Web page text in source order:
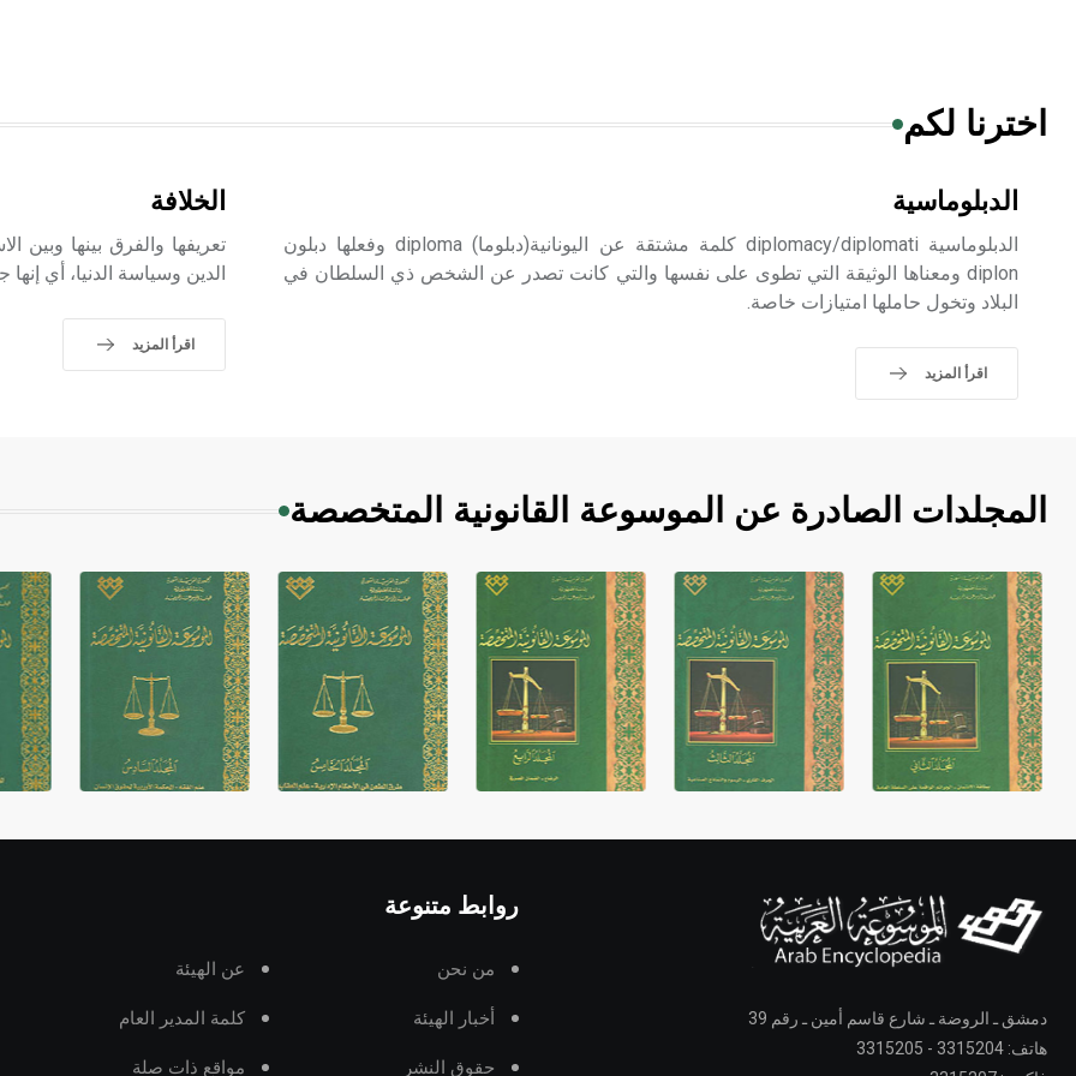
اخترنا لكم
الدبلوماسية
الدبلوماسية diplomacy/diplomati كلمة مشتقة عن اليونانية(دبلوما) diploma وفعلها دبلون
diplon ومعناها الوثيقة التي تطوى على نفسها والتي كانت تصدر عن الشخص ذي السلطان في
البلاد وتخول حاملها امتيازات خاصة.
اقرأ المزيد
الخلافة
تعريفها والفرق بينها وبين
الدين وسياسة الدنيا، أي إنها
اقرأ المزيد
المجلدات الصادرة عن الموسوعة القانونية المتخصصة
دمشق ـ الروضة ـ شارع قاسم أمين ـ رقم 39
هاتف: 3315204 - 3315205
روابط متنوعة
من نحن عن الهيئة
أخبار الهيئة كلمة المدير العام
حقوق النشر مواقع ذات صلة